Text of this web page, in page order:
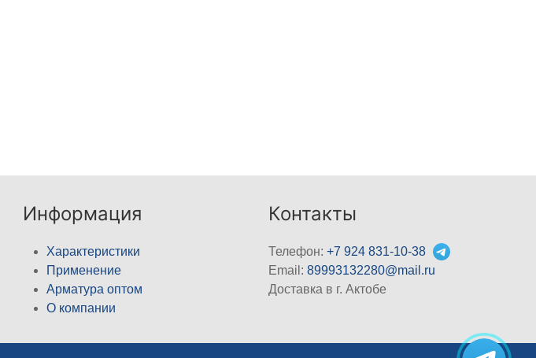
Информация
Характеристики
Применение
Арматура оптом
О компании
Контакты
Телефон:+7 924 831-10-38
Email:89993132280@mail.ru
Доставка в г. Актобе